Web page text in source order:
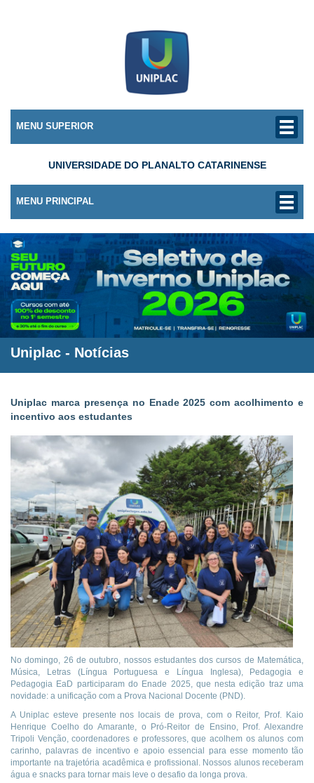
MENU SUPERIOR
UNIVERSIDADE DO PLANALTO CATARINENSE
MENU PRINCIPAL
Uniplac - Notícias
Uniplac marca presença no Enade 2025 com acolhimento e
incentivo aos estudantes
No domingo, 26 de outubro, nossos estudantes dos cursos de Matemática,
Música, Letras (Língua Portuguesa e Língua Inglesa), Pedagogia e
Pedagogia EaD participaram do Enade 2025, que nesta edição traz uma
novidade: a unificação com a Prova Nacional Docente (PND).
A Uniplac esteve presente nos locais de prova, com o Reitor, Prof. Kaio
Henrique Coelho do Amarante, o Pró-Reitor de Ensino, Prof. Alexandre
Tripoli Venção, coordenadores e professores, que acolhem os alunos com
carinho, palavras de incentivo e apoio essencial para esse momento tão
importante na trajetória acadêmica e profissional. Nossos alunos receberam
água e snacks para tornar mais leve o desafio da longa prova.